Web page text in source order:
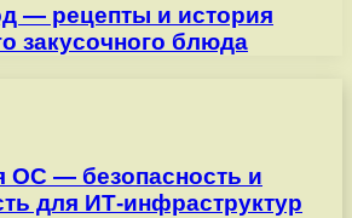
— рецепты и история
закусочного блюда
ОС — безопасность и
для ИТ-инфраструктур